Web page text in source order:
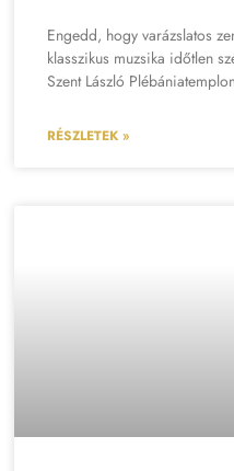
Engedd, hogy varázslatos
klasszikus muzsika időtlen
Szent László
RÉSZLETEK »